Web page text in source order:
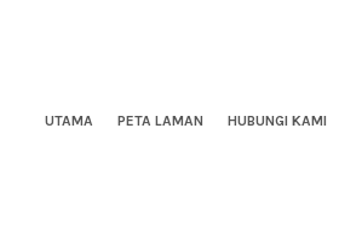
UTAMA PETA LAMAN HUBUNGI KAMI